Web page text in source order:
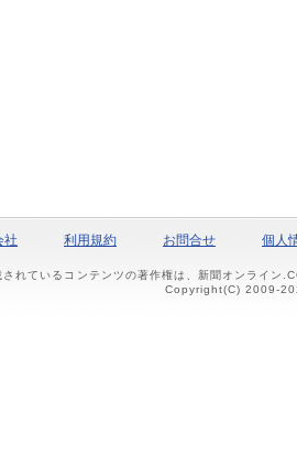
社 利用規約 お問合せ 個人
れているコンテンツの著作権は、新聞オンライン
Copyright(C) 2009-